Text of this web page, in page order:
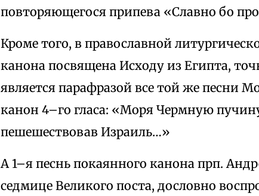
повторяющегося припева «Славно бо
Кроме того, в православной
канона посвящена Исходу из Египта,
является парафразой все той же песни
канон 4–го гласа: «Моря Чермную
пешешествовав Израиль…»
А 1–я песнь покаянного канона прп.
седмице Великого поста, дословно